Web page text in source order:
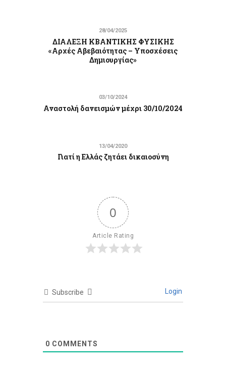
28/04/2025
ΔΙΑΛΕΞΗ ΚΒΑΝΤΙΚΗΣ ΦΥΣΙΚΗΣ
«Αρχές Αβεβαιότητας – Υποσχέσεις
Δημιουργίας»
03/10/2024
Αναστολή δανεισμών μέχρι 30/10/2024
13/04/2020
Γιατί η Ελλάς ζητάει δικαιοσύνη
0
Article Rating
Subscribe Login
0 COMMENTS